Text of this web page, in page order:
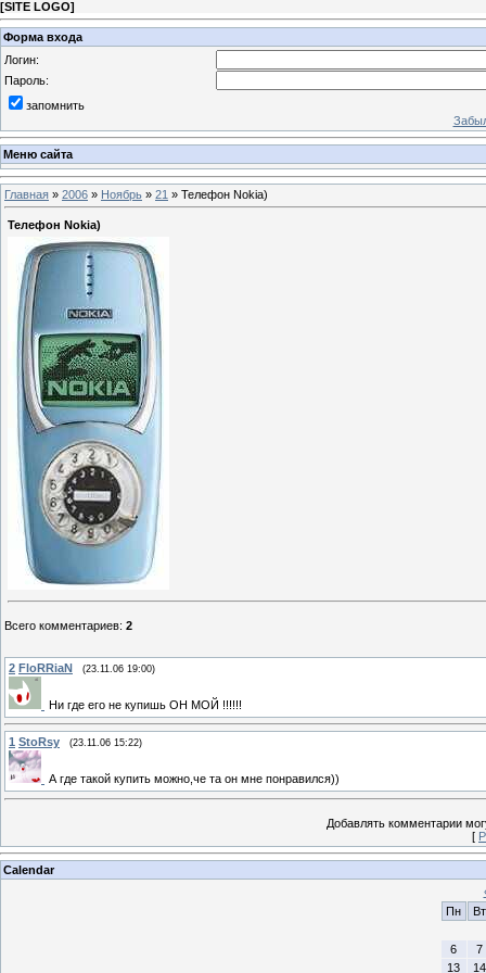
[SITE LOGO]
Форма входа
Логин:
Пароль:
запомнить
Меню сайта
Главная » 2006 » Ноябрь » 21 » Телефон Nokia)
Телефон Nokia)
Всего комментариев: 2
2 FloRRiaN (23.11.06 19:00)
Ни где его не купишь ОН МОЙ !!!!!!
1 StoRsy (23.11.06 15:22)
А где такой купить можно,че та он мне понравился))
Добавлять комментарии
[
Calendar
Пн
Вт
6
7
13
14